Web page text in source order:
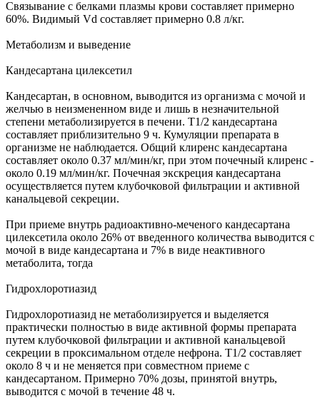
Связывание с белками плазмы крови составляет примерно
60%. Видимый Vd составляет примерно 0.8 л/кг.
Метаболизм и выведение
Кандесартана цилексетил
Кандесартан, в основном, выводится из организма с мочой и
желчью в неизмененном виде и лишь в незначительной
степени метаболизируется в печени. T1/2 кандесартана
составляет приблизительно 9 ч. Кумуляции препарата в
организме не наблюдается. Общий клиренс кандесартана
составляет около 0.37 мл/мин/кг, при этом почечный клиренс -
около 0.19 мл/мин/кг. Почечная экскреция кандесартана
осуществляется путем клубочковой фильтрации и активной
канальцевой секреции.
При приеме внутрь радиоактивно-меченого кандесартана
цилексетила около 26% от введенного количества выводится с
мочой в виде кандесартана и 7% в виде неактивного
метаболита, тогда
Гидрохлоротиазид
Гидрохлоротиазид не метаболизируется и выделяется
практически полностью в виде активной формы препарата
путем клубочковой фильтрации и активной канальцевой
секреции в проксимальном отделе нефрона. T1/2 составляет
около 8 ч и не меняется при совместном приеме с
кандесартаном. Примерно 70% дозы, принятой внутрь,
выводится с мочой в течение 48 ч.